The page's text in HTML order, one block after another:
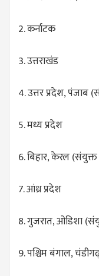
2. कर्नाटक
3. उत्तराखंड
4. उत्तर प्रदेश,
5. मध्य प्रदेश
6. बिहार, केरल
7. आंध्र प्रदेश
8. गुजरात, ओडिशा
9. पश्चिम बंगाल,